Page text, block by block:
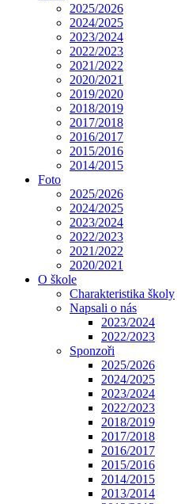
2025/2026
2024/2025
2023/2024
2022/2023
2021/2022
2020/2021
2019/2020
2018/2019
2017/2018
2016/2017
2015/2016
2014/2015
Foto
2025/2026
2024/2025
2023/2024
2022/2023
2021/2022
2020/2021
O škole
Charakteristika školy
Napsali o nás
2023/2024
2022/2023
Sponzoři
2025/2026
2024/2025
2023/2024
2022/2023
2018/2019
2017/2018
2016/2017
2015/2016
2014/2015
2013/2014